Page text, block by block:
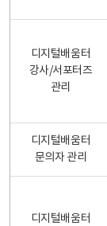
디지털배움터
강사/서포터즈
관리
디지털배움터
문의자 관리
디지털배움터